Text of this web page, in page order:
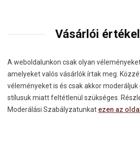
Vásárlói
A weboldalunkon csak olyan
amelyeket valós vásárlók írtak meg.
véleményeket is és csak akkor
stílusuk miatt feltétlenül szükséges.
Moderálási Szabályzatunkat ezen az